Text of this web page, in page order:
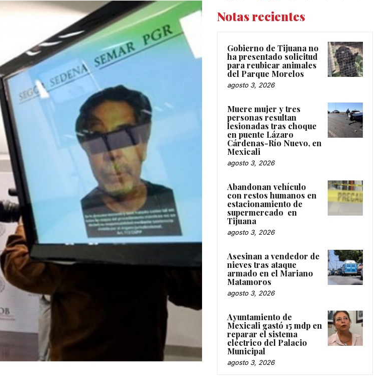
Notas recientes
Gobierno de Tijuana no
ha presentado solicitud
para reubicar animales
del Parque Morelos
agosto 3, 2026
Muere mujer y tres
personas resultan
lesionadas tras choque
en puente Lázaro
Cárdenas-Río Nuevo, en
Mexicali
agosto 3, 2026
Abandonan vehículo
con restos humanos en
estacionamiento de
supermercado en
Tijuana
agosto 3, 2026
Asesinan a vendedor de
nieves tras ataque
armado en el Mariano
Matamoros
agosto 3, 2026
Ayuntamiento de
Mexicali gastó 15 mdp en
reparar el sistema
eléctrico del Palacio
Municipal
agosto 3, 2026